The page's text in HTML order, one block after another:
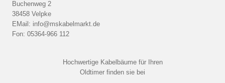
Buchenweg 2
38458 Velpke
EMail: info@mskabelmarkt.de
Fon: 05364-966 112
Hochwertige Kabelbäume für Ihren
Oldtimer finden sie bei